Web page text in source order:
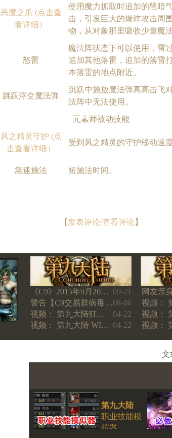
恶魔之爪 (点击查
看详细）
使用魔力抓取时追加的黑暗
击，引发巨大的爆炸攻击周
物，从对象那里吸收少量魔法
怒雷
魔法阵状态下可以使用，雷
追加其他落雷，追加的落雷
本落雷的地点附近。
跳跃浮空魔法弹
跳跃中施放魔法弹高高击飞
法阵中无法使用。
元素师被动技能
风之精灵守护 (点
击查看详细）
受到风之精灵的守护移动速度
急速施法 短施法时间。
【 发表评论/查看评论 】
09-21
《C9》2015年9月20…
网友亲
08-06
警告【C9交易群病毒…
视频：
04-22
视频： 第九大陆狂…
视频：
04-22
视频： 第九大陆 WI… 视频：
文
第九大陆
职业技能模
拟器